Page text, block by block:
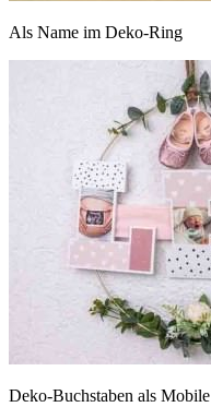
Als Name im Deko-Ring
Deko-Buchstaben als Mobile